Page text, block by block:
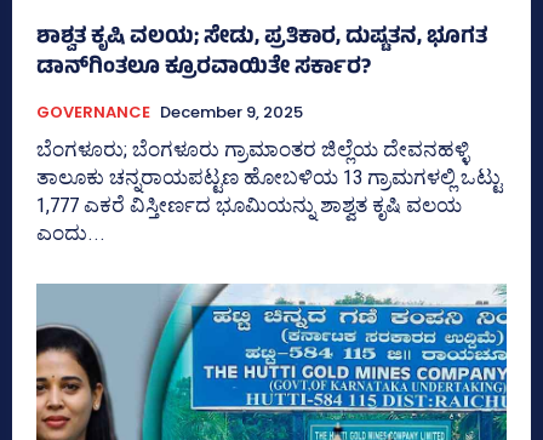
ಶಾಶ್ವತ ಕೃಷಿ ವಲಯ; ಸೇಡು, ಪ್ರತಿಕಾರ, ದುಷ್ಟತನ, ಭೂಗತ
ಡಾನ್‌ಗಿಂತಲೂ ಕ್ರೂರವಾಯಿತೇ ಸರ್ಕಾರ?
GOVERNANCE December 9, 2025
ಬೆಂಗಳೂರು; ಬೆಂಗಳೂರು ಗ್ರಾಮಾಂತರ ಜಿಲ್ಲೆಯ ದೇವನಹಳ್ಳಿ
ತಾಲೂಕು ಚನ್ನರಾಯಪಟ್ಟಣ ಹೋಬಳಿಯ 13 ಗ್ರಾಮಗಳಲ್ಲಿ ಒಟ್ಟು
1,777 ಎಕರೆ ವಿಸ್ತೀರ್ಣದ ಭೂಮಿಯನ್ನು ಶಾಶ್ವತ ಕೃಷಿ ವಲಯ
ಎಂದು...